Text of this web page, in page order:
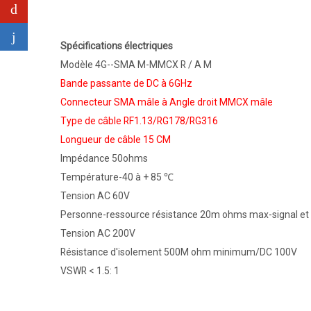
Spécifications électriques
Modèle 4G--SMA M-MMCX R / A M
Bande passante de DC à 6GHz
Connecteur SMA mâle à Angle droit MMCX mâle
Type de câble RF1.13/RG178/RG316
Longueur de câble 15 CM
Impédance 50ohms
Température-40 à + 85 ℃
Tension AC 60V
Personne-ressource résistance 20m ohms max-signal et
Tension AC 200V
Résistance d'isolement 500M ohm minimum/DC 100V
VSWR < 1.5: 1